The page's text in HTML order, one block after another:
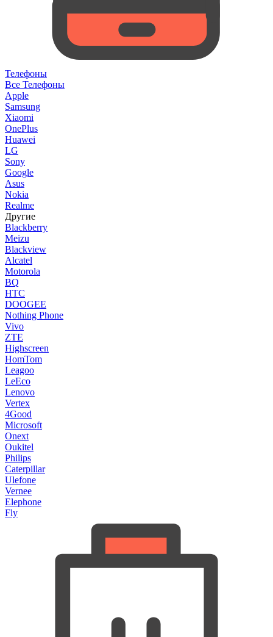
Телефоны
Все Телефоны
Apple
Samsung
Xiaomi
OnePlus
Huawei
LG
Sony
Google
Asus
Nokia
Realme
Другие
Blackberry
Meizu
Blackview
Alcatel
Motorola
BQ
HTC
DOOGEE
Nothing Phone
Vivo
ZTE
Highscreen
HomTom
Leagoo
LeEco
Lenovo
Vertex
4Good
Microsoft
Onext
Oukitel
Philips
Caterpillar
Ulefone
Vernee
Elephone
Fly